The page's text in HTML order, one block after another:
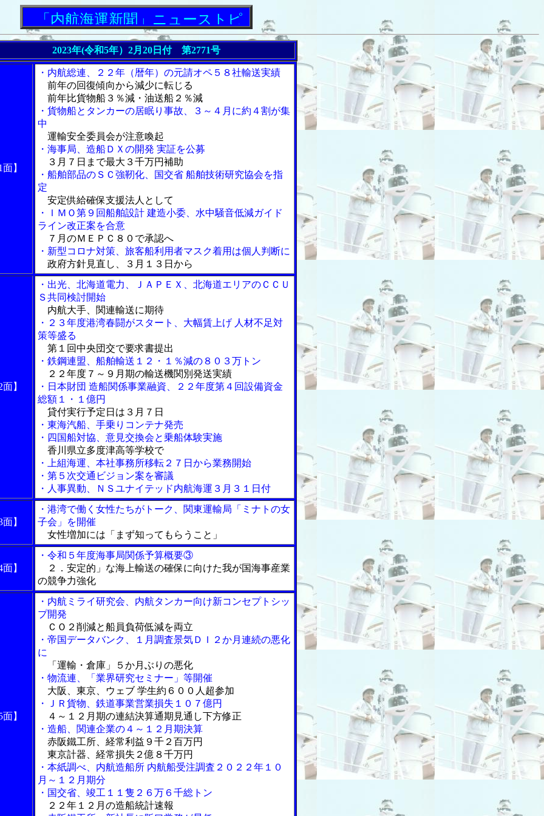
「内航海運新聞」ニューストピックス
2023年(令和5年）2月20日付 第2771号
】
・内航総連、２２年（暦年）の元請オペ５８社輸送実績
前年の回復傾向から減少に転じる
前年比貨物船３％減・油送船２％減
・貨物船とタンカーの居眠り事故、３～４月に約４割が集
中
運輸安全委員会が注意喚起
・海事局、造船ＤＸの開発 実証を公募
３月７日まで最大３千万円補助
・船舶部品のＳＣ強靭化、国交省 船舶技術研究協会を指
定
安定供給確保支援法人として
・ＩＭＯ第９回船舶設計 建造小委、水中騒音低減ガイド
ライン改正案を合意
７月のＭＥＰＣ８０で承認へ
・新型コロナ対策、旅客船利用者マスク着用は個人判断に
政府方針見直し、３月１３日から
】
・出光、北海道電力、ＪＡＰＥＸ、北海道エリアのＣＣＵ
Ｓ共同検討開始
内航大手、関連輸送に期待
・２３年度港湾春闘がスタート、大幅賃上げ 人材不足対
策等盛る
第１回中央団交で要求書提出
・鉄鋼連盟、船舶輸送１２・１％減の８０３万トン
２２年度７～９月期の輸送機関別発送実績
・日本財団 造船関係事業融資、２２年度第４回設備資金
総額１・１億円
貸付実行予定日は３月７日
・東海汽船、手乗りコンテナ発売
・四国船対協、意見交換会と乗船体験実施
香川県立多度津高等学校で
・上組海運、本社事務所移転２７日から業務開始
・第５次交通ビジョン案を審議
・人事異動、ＮＳユナイテッド内航海運３月３１日付
】
・港湾で働く女性たちがトーク、関東運輸局「ミナトの女
子会」を開催
女性増加には「まず知ってもらうこと」
】
・令和５年度海事局関係予算概要③
２．安定的」な海上輸送の確保に向けた我が国海事産業
の競争力強化
】
・内航ミライ研究会、内航タンカー向け新コンセプトシッ
プ開発
ＣＯ２削減と船員負荷低減を両立
・帝国データバンク、１月調査景気ＤＩ２か月連続の悪化
に
「運輸・倉庫」５か月ぶりの悪化
・物流連、「業界研究セミナー」等開催
大阪、東京、ウェブ 学生約６００人超参加
・ＪＲ貨物、鉄道事業営業損失１０７億円
４～１２月期の連結決算通期見通し下方修正
・造船、関連企業の４～１２月期決算
赤阪鐵工所、経常利益９千２百万円
東京計器、経常損失２億８千万円
・本紙調べ、内航造船所 内航船受注調査２０２２年１０
月～１２月期分
・国交省、竣工１１隻２６万６千総トン
２２年１２月の造船統計速報